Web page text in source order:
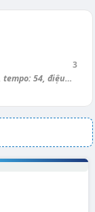
♪ Hợp âm theo giọng: tlinh Nhịp: 4/4, tempo: 54, điệu: Slow Surf ===== [...
3